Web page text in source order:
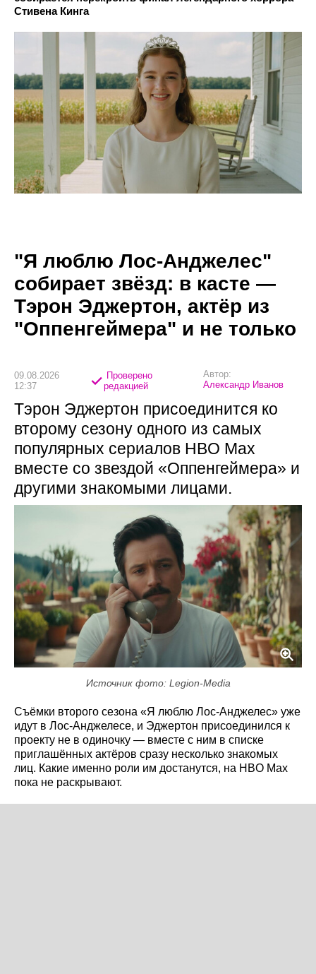
Стивена Кинга
"Я люблю Лос-Анджелес"
собирает звёзд: в касте —
Тэрон Эджертон, актёр из
"Оппенгеймера" и не только
09.08.2026
12:37
Проверено
редакцией
Автор:
Александр Иванов
Тэрон Эджертон присоединится ко
второму сезону одного из самых
популярных сериалов HBO Max
вместе со звездой «Оппенгеймера» и
другими знакомыми лицами.
Источник фото: Legion-Media
Съёмки второго сезона «Я люблю Лос-Анджелес» уже
идут в Лос-Анджелесе, и Эджертон присоединился к
проекту не в одиночку — вместе с ним в списке
приглашённых актёров сразу несколько знакомых
лиц. Какие именно роли им достанутся, на HBO Max
пока не раскрывают.